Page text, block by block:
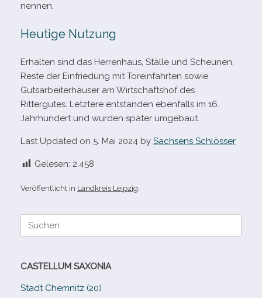
nennen.
Heutige Nutzung
Erhalten sind das Herrenhaus, Ställe und Scheunen,
Reste der Einfriedung mit Toreinfahrten sowie
Gutsarbeiterhäuser am Wirtschaftshof des
Rittergutes. Letztere ent­stan­den eben­falls im 16.
Jahrhundert und wur­den spä­ter umgebaut.
Last Updated on 5. Mai 2024 by Sachsens Schlösser
Gelesen: 2.458
Veröffentlicht in Landkreis Leipzig
Suche
CASTELLUM SAXONIA
Stadt Chemnitz (20)